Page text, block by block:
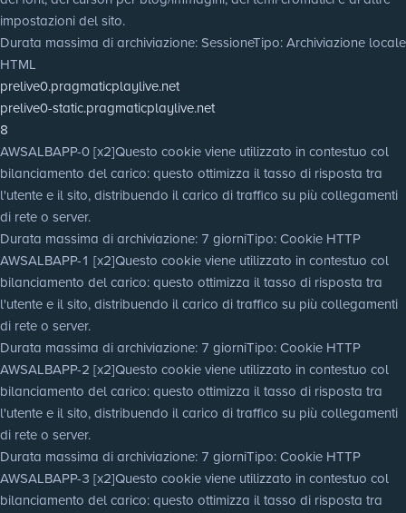
impostazioni del sito.
Durata massima di archiviazione: SessioneTipo: Archiviazione locale
HTML
prelive0.pragmaticplaylive.net
prelive0-static.pragmaticplaylive.net
8
AWSALBAPP-0 [x2]Questo cookie viene utilizzato in contestuo col
bilanciamento del carico: questo ottimizza il tasso di risposta tra
l'utente e il sito, distribuendo il carico di traffico su più collegamenti
di rete o server.
Durata massima di archiviazione: 7 giorniTipo: Cookie HTTP
AWSALBAPP-1 [x2]Questo cookie viene utilizzato in contestuo col
bilanciamento del carico: questo ottimizza il tasso di risposta tra
l'utente e il sito, distribuendo il carico di traffico su più collegamenti
di rete o server.
Durata massima di archiviazione: 7 giorniTipo: Cookie HTTP
AWSALBAPP-2 [x2]Questo cookie viene utilizzato in contestuo col
bilanciamento del carico: questo ottimizza il tasso di risposta tra
l'utente e il sito, distribuendo il carico di traffico su più collegamenti
di rete o server.
Durata massima di archiviazione: 7 giorniTipo: Cookie HTTP
AWSALBAPP-3 [x2]Questo cookie viene utilizzato in contestuo col
bilanciamento del carico: questo ottimizza il tasso di risposta tra